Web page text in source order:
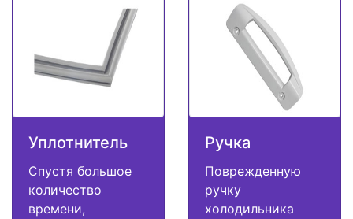
Уплотнитель
Спустя большое
количество
времени,
Ручка
Поврежденную
ручку
холодильника